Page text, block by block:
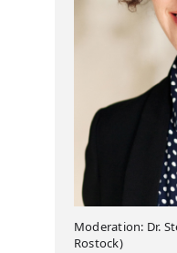
Moderation: Dr.
Rostock)